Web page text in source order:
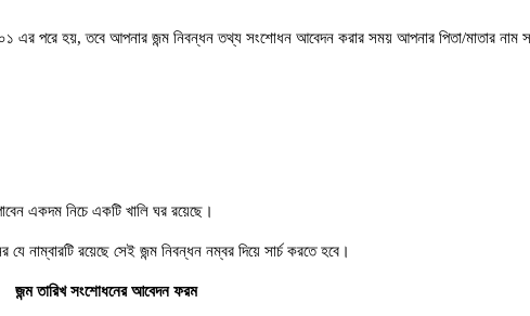
এর পরে হয়, তবে আপনার জন্ম নিবন্ধন তথ্য সংশোধন আবেদন করার সময় আপনার পিতা/মাতার নাম
একদম নিচে একটি খালি ঘর রয়েছে।
নাম্বারটি রয়েছে সেই জন্ম নিবন্ধন নম্বর দিয়ে সার্চ করতে হবে।
জন্ম তারিখ সংশোধনের আবেদন ফরম